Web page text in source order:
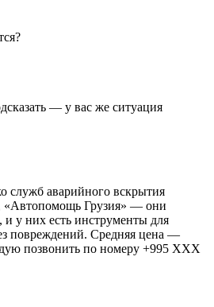
— у вас же ситуация
служб аварийного вскрытия
«Автопомощь Грузия» — они
и у них есть инструменты для
повреждений. Средняя цена —
позвонить по номеру +995 XXX